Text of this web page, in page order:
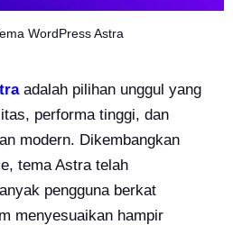
WordPress Astra
adalah pilihan unggul yang
performa tinggi, dan
modern. Dikembangkan
tema Astra telah
pengguna berkat
menyesuaikan hampir